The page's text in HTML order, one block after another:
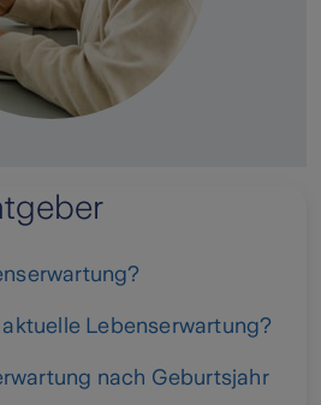
Lebenserwartung?
nach Geburtsjahr